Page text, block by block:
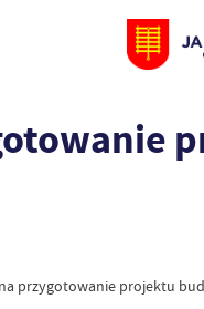
przygotowanie projektu